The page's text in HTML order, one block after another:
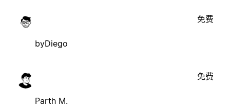
byDiego
免费
Parth M.
免费